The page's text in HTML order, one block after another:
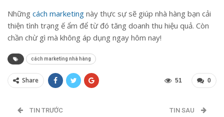
Những cách marketing này thực sự sẽ giúp nhà hàng bạn cải
thiện tình trạng ế ẩm để từ đó tăng doanh thu hiệu quả. Còn
chần chừ gì mà không áp dụng ngay hôm nay!
cách marketing nhà hàng
Share 0
51
TIN TRƯỚC TIN SAU